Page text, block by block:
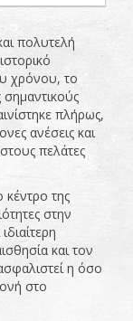
πολυτελή
χρόνου, το
πλήρως,
ανέσεις και
πελάτες
της
στην
και τον
η όσο
στο